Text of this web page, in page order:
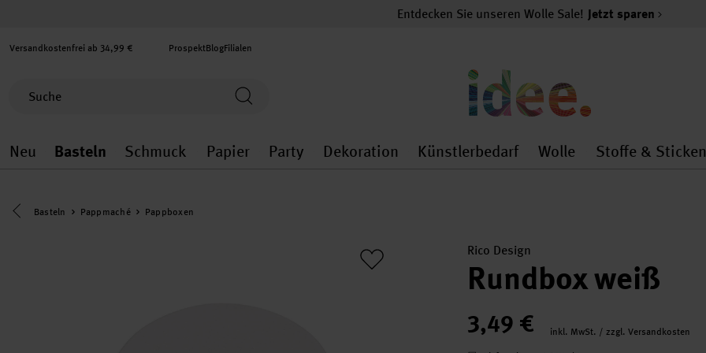
Entdecken Sie unseren Wolle Sale! Jetzt sparen
Versandkostenfrei ab 34,99 € ProspektBlogFilialen
Neu
Neu general.openMenu
Basteln
Basteln general.openMenu
Schmuck
Schmuck general.openMenu
Papier
Papier general.openMenu
Party
Party general.openMenu
Dekoration
Dekoration general.openMenu
Künstlerbedarf
Künstlerbedarf
Wolle
Wolle
Stoffe & Sticken
Eine Kategorie zurück navigieren
Basteln Pappmaché Pappboxen
Rico Design
Rundbox weiß
3,49 €
inkl. MwSt. / zzgl. Versandkosten